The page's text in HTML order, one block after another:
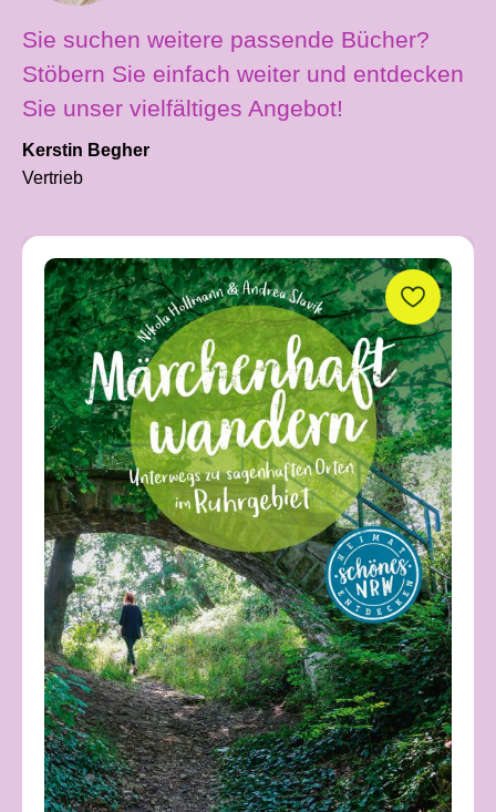
Sie suchen weitere passende Bücher?
Stöbern Sie einfach weiter und entdecken
Sie unser vielfältiges Angebot!
Kerstin Begher
Vertrieb
Produktgalerie überspringen